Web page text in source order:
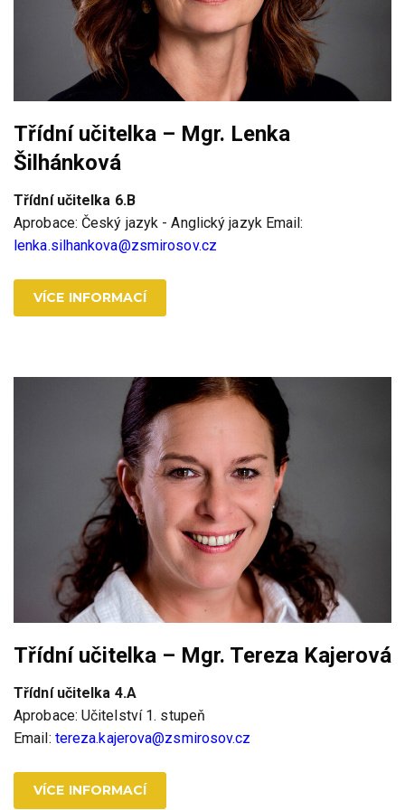
Třídní učitelka – Mgr. Lenka
Šilhánková
Třídní učitelka 6.B
Aprobace: Český jazyk - Anglický jazyk Email:
lenka.silhankova@zsmirosov.cz
VÍCE INFORMACÍ
Třídní učitelka – Mgr. Tereza Kajerová
Třídní učitelka 4.A
Aprobace: Učitelství 1. stupeň
Email: tereza.kajerova@zsmirosov.cz
VÍCE INFORMACÍ